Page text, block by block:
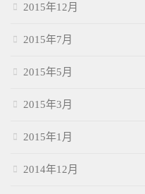
2015年12月
2015年7月
2015年5月
2015年3月
2015年1月
2014年12月